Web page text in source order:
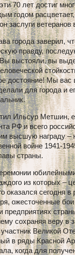
70 лет достиг
годом
заслуги
города заверил,
правду,
выстояли, вы
достояние! Мы вас
для города и
Ильсур Метшин,
РФ и всего
высшую награду
войне 1941-
страны.
из которых –
оказался сегодня
ожесточенные
предприятиях
сохраняя веру в
участник Великой
в ряды Красной
когда для